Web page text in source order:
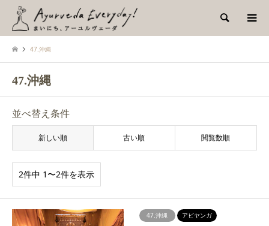
検索
47.沖縄
47.沖縄
並べ替え条件
新しい順 古い順 閲覧数順
2件中 1〜2件を表示
47.沖縄 アビヤンガ